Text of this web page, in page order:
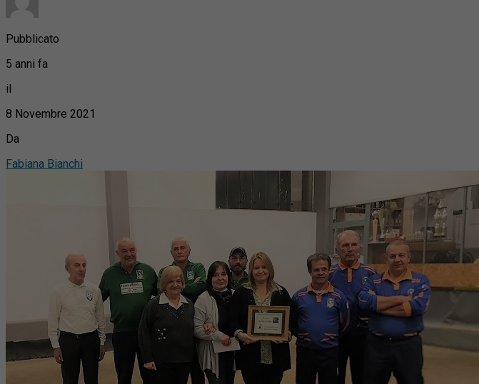
Pubblicato
5 anni fa
il
8 Novembre 2021
Da
Fabiana Bianchi